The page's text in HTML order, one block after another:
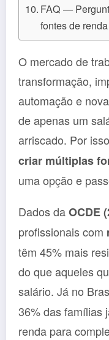
FAQ —
fontes de renda
O mercado de
transformação,
automação e
de apenas um
arriscado. Por
criar múltiplas
uma opção e
Dados daOCDE
profissionais com
têm 45% mais
do que aqueles
salário. Já no
36% das famílias
renda para